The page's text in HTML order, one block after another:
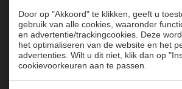
Door op "Akkoord" te klikken, geeft u
gebruik van alle cookies, waaronder
en advertentie/trackingcookies. Deze
het optimaliseren van de website en het
advertenties. Wilt u dit niet, klik dan op
cookievoorkeuren aan te passen.